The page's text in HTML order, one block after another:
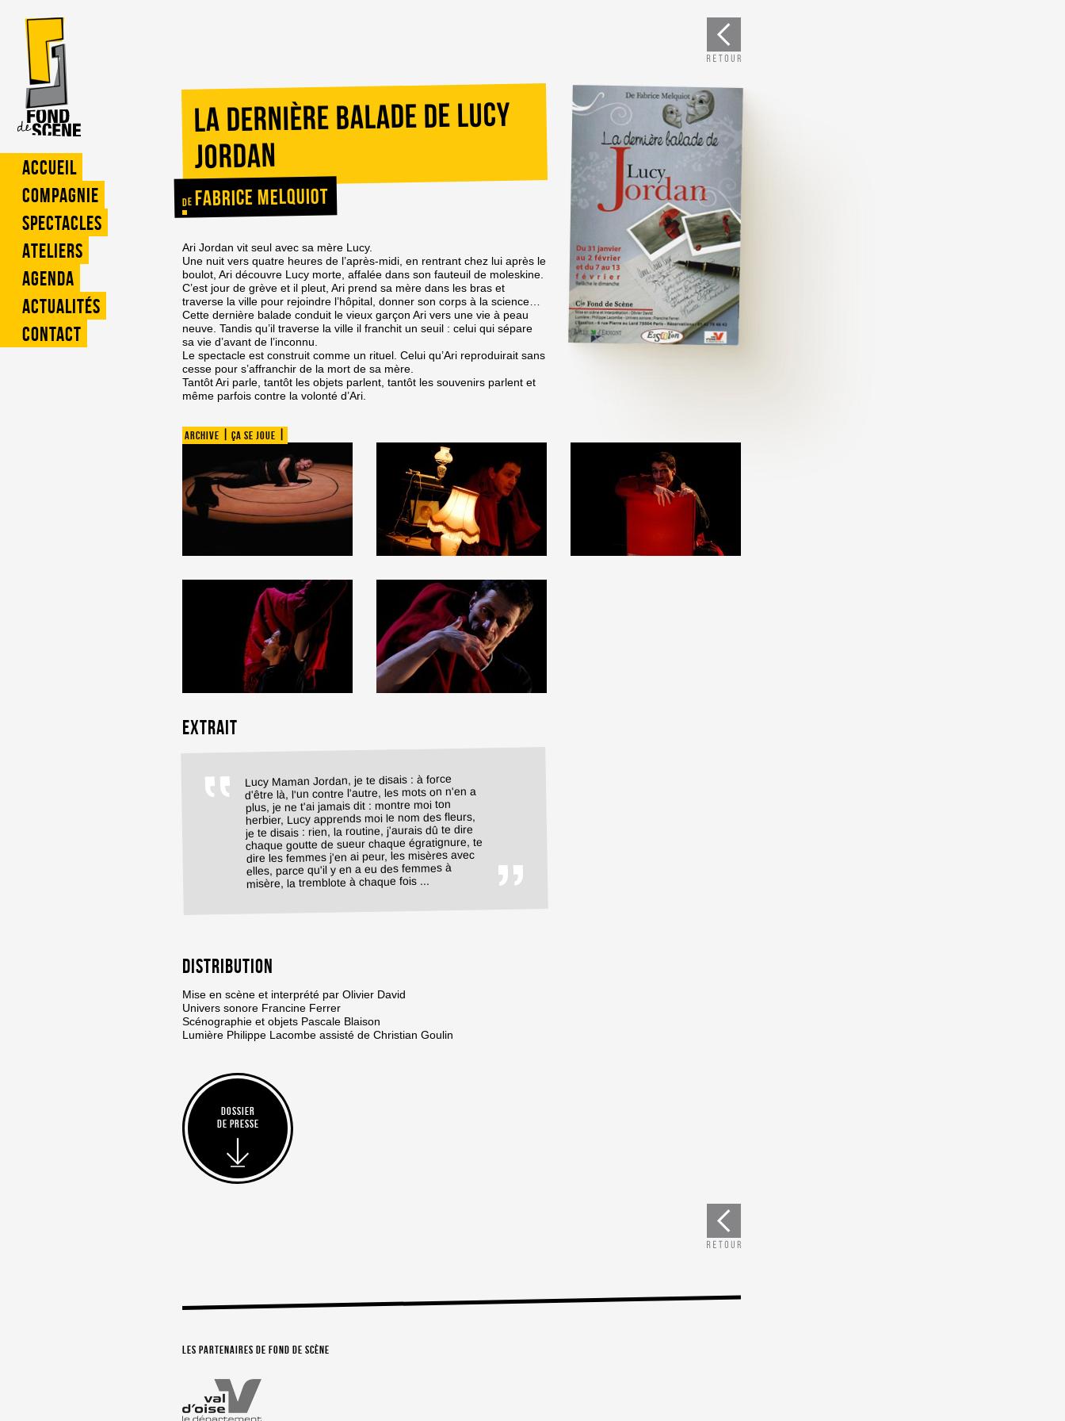
Accueil
Compagnie
Spectacles
Ateliers
Agenda
Actualités
Contact
La dernière balade de Lucy
Jordan
deFabrice Melquiot
Ari Jordan vit seul avec sa mère Lucy.
Une nuit vers quatre heures de l’après-midi, en rentrant chez lui après le
boulot, Ari découvre Lucy morte, affalée dans son fauteuil de moleskine.
C’est jour de grève et il pleut, Ari prend sa mère dans les bras et
traverse la ville pour rejoindre l’hôpital, donner son corps à la science…
Cette dernière balade conduit le vieux garçon Ari vers une vie à peau
neuve. Tandis qu’il traverse la ville il franchit un seuil : celui qui sépare
sa vie d’avant de l’inconnu.
Le spectacle est construit comme un rituel. Celui qu’Ari reproduirait sans
cesse pour s’affranchir de la mort de sa mère.
Tantôt Ari parle, tantôt les objets parlent, tantôt les souvenirs parlent et
même parfois contre la volonté d’Ari.
Archive Ça se joue
Extrait
Lucy Maman Jordan, je te disais : à force
d'être là, l'un contre l'autre, les mots on n'en a
plus, je ne t'ai jamais dit : montre moi ton
herbier, Lucy apprends moi le nom des fleurs,
je te disais : rien, la routine, j'aurais dû te dire
chaque goutte de sueur chaque égratignure, te
dire les femmes j'en ai peur, les misères avec
elles, parce qu'il y en a eu des femmes à
misère, la tremblote à chaque fois ...
Distribution
Mise en scène et interprété par Olivier David
Univers sonore Francine Ferrer
Scénographie et objets Pascale Blaison
Lumière Philippe Lacombe assisté de Christian Goulin
Dossier
de presse
Les partenaires de Fond de Scène